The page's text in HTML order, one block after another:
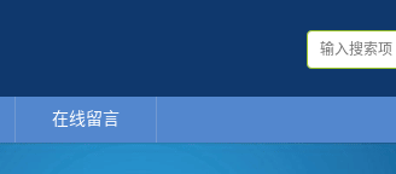
在线留言